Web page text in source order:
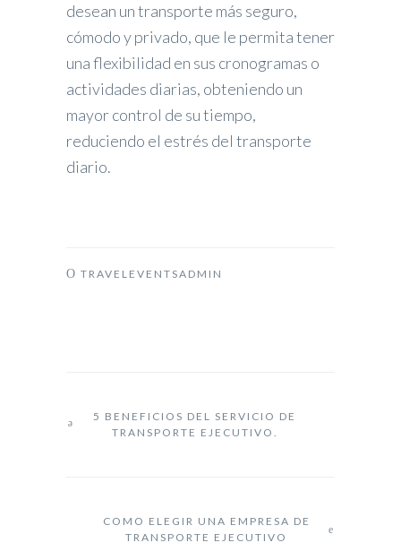
desean un transporte más seguro,
cómodo y privado, que le permita tener
una flexibilidad en sus cronogramas o
actividades diarias, obteniendo un
mayor control de su tiempo,
reduciendo el estrés del transporte
diario.
TRAVELEVENTSADMIN
5 BENEFICIOS DEL SERVICIO DE
TRANSPORTE EJECUTIVO.
COMO ELEGIR UNA EMPRESA DE
TRANSPORTE EJECUTIVO